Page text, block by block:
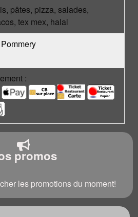
pâtes, pizza, salades,
tex mex, halal
:
promos
les promotions du moment!